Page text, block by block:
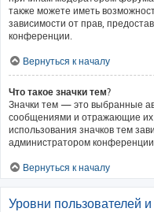
также можете иметь
зависимости от прав,
конференции.
Вернуться к началу
Что такое значки тем?
Значки тем — это выбранные
сообщениями и отражающие
использования значков тем
администратором
Вернуться к началу
Уровни пользователей